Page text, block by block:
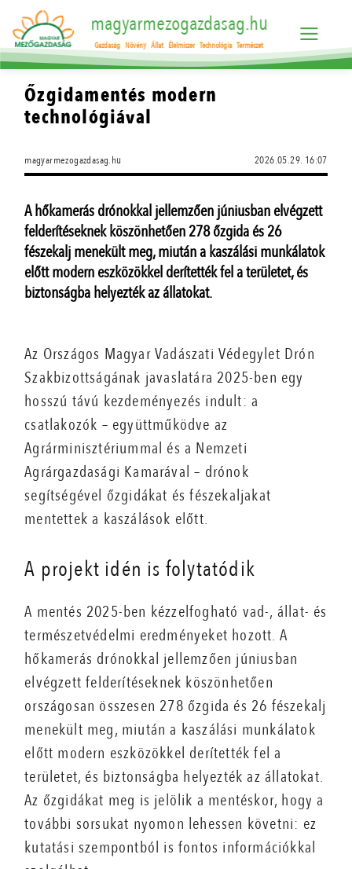
magyarmezogazdasag.hu
Gazdaság Növény Állat Élelmiszer Technológia Természet
Őzgidamentés modern
technológiával
magyarmezogazdasag.hu 2026.05.29. 16:07
A hőkamerás drónokkal jellemzően júniusban elvégzett
felderítéseknek köszönhetően 278 őzgida és 26
fészekalj menekült meg, miután a kaszálási munkálatok
előtt modern eszközökkel derítették fel a területet, és
biztonságba helyezték az állatokat.
Az Országos Magyar Vadászati Védegylet Drón
Szakbizottságának javaslatára 2025-ben egy
hosszú távú kezdeményezés indult: a
csatlakozók – együttműködve az
Agrárminisztériummal és a Nemzeti
Agrárgazdasági Kamarával – drónok
segítségével őzgidákat és fészekaljakat
mentettek a kaszálások előtt.
A projekt idén is folytatódik
A mentés 2025-ben kézzelfogható vad-, állat- és
természetvédelmi eredményeket hozott. A
hőkamerás drónokkal jellemzően júniusban
elvégzett felderítéseknek köszönhetően
országosan összesen 278 őzgida és 26 fészekalj
menekült meg, miután a kaszálási munkálatok
előtt modern eszközökkel derítették fel a
területet, és biztonságba helyezték az állatokat.
Az őzgidákat meg is jelölik a mentéskor, hogy a
további sorsukat nyomon lehessen követni: ez
kutatási szempontból is fontos információkkal